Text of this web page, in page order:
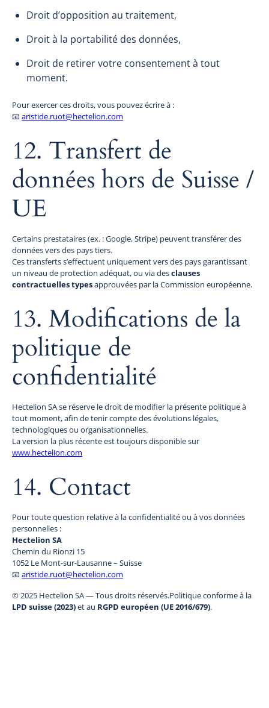
Droit d’opposition au traitement,
Droit à la portabilité des données,
Droit de retirer votre consentement à tout
moment.
Pour exercer ces droits, vous pouvez écrire à :
📧 aristide.ruot@hectelion.com
12. Transfert de
données hors de Suisse /
UE
Certains prestataires (ex. : Google, Stripe) peuvent transférer des
données vers des pays tiers.
Ces transferts s’effectuent uniquement vers des pays garantissant
un niveau de protection adéquat, ou via desclauses
contractuelles typesapprouvées par la Commission européenne.
13. Modifications de la
politique de
confidentialité
Hectelion SA se réserve le droit de modifier la présente politique à
tout moment, afin de tenir compte des évolutions légales,
technologiques ou organisationnelles.
La version la plus récente est toujours disponible sur
www.hectelion.com
14. Contact
Pour toute question relative à la confidentialité ou à vos données
personnelles :
Hectelion SA
Chemin du Rionzi 15
1052 Le Mont-sur-Lausanne – Suisse
📧 aristide.ruot@hectelion.com
© 2025 Hectelion SA — Tous droits réservés.Politique conforme à la
LPD suisse (2023)et au RGPD européen (UE 2016/679).